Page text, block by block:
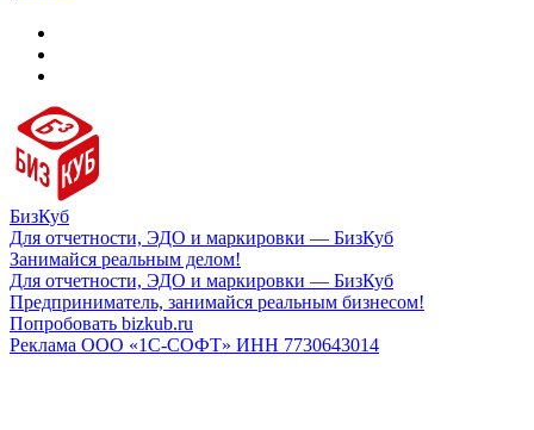
БизКуб
Для отчетности, ЭДО и маркировки — БизКуб
Занимайся реальным делом!
Для отчетности, ЭДО и маркировки — БизКуб
Предприниматель, занимайся реальным бизнесом!
Попробовать bizkub.ru
Реклама ООО «1С-СОФТ» ИНН 7730643014